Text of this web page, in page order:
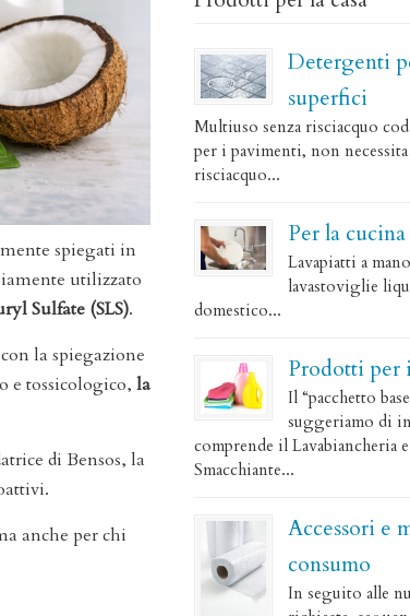
spiegati in
utilizzato
Sulfate (SLS).
la spiegazione
e tossicologico, la
di Bensos, la
anche per chi
Detergenti
superfici
Multiuso senza risciacquo
per i pavimenti, non
risciacquo...
Per la cucina
Lavapiatti a
lavastoviglie
domestico...
Prodotti per
Il “pacchetto
suggeriamo di
comprende il Lavabiancheria
Smacchiante...
Accessori e
consumo
In seguito alle